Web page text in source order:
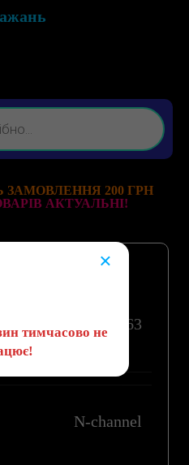
ЗАМОВЛЕННЯ 200 ГРН
АКТУАЛЬНІ!
TO263
N-channel
×
тимчасово не